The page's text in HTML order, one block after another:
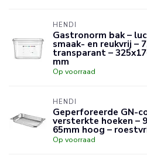
HENDI
Gastronorm bak –
smaak- en reukvrij –
transparant –
mm
Op voorraad
HENDI
Geperforeerde GN-
versterkte hoeken –
65mm hoog –
Op voorraad